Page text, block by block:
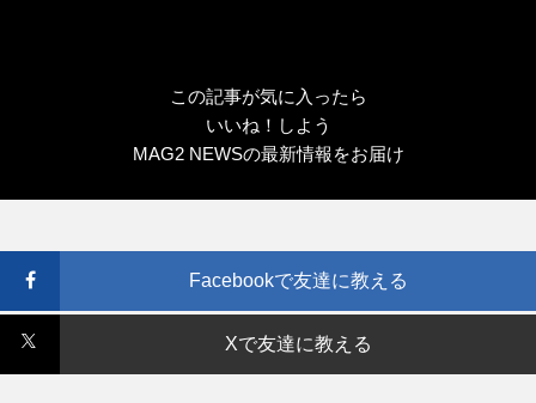
この記事が気に入ったら
いいね！しよう
MAG2 NEWSの最新情報をお届け
Facebookで友達に教える
Xで友達に教える